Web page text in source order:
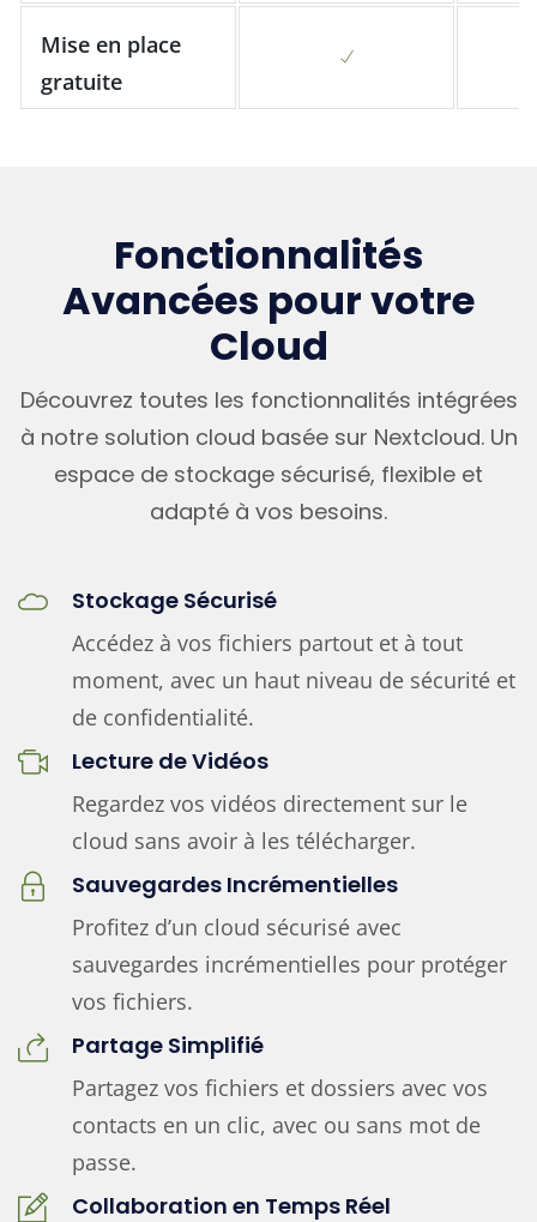
Mise en place
gratuite
Fonctionnalités
Avancées pour votre
Cloud
Découvrez toutes les fonctionnalités intégrées
à notre solution cloud basée sur Nextcloud. Un
espace de stockage sécurisé, flexible et
adapté à vos besoins.
Stockage Sécurisé
Accédez à vos fichiers partout et à tout
moment, avec un haut niveau de sécurité et
de confidentialité.
Lecture de Vidéos
Regardez vos vidéos directement sur le
cloud sans avoir à les télécharger.
Sauvegardes Incrémentielles
Profitez d’un cloud sécurisé avec
sauvegardes incrémentielles pour protéger
vos fichiers.
Partage Simplifié
Partagez vos fichiers et dossiers avec vos
contacts en un clic, avec ou sans mot de
passe.
Collaboration en Temps Réel